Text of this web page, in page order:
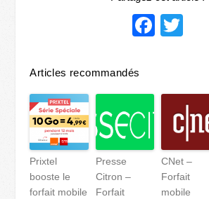
Articles recommandés
Prixtel
booste le
forfait mobile
Presse
Citron –
Forfait
CNet –
Forfait
mobile